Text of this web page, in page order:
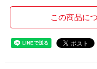
この商品に